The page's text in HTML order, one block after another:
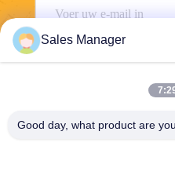
Sales Manager
Good day, what product are